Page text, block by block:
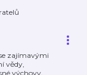
zajímavými
vědy,
výchovy.